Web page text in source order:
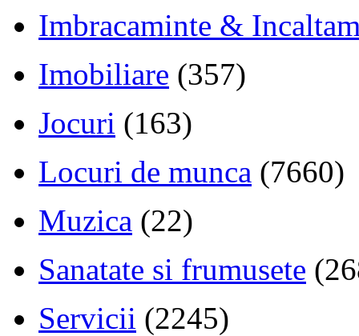
Imbracaminte &
Imobiliare (357)
Jocuri (163)
Locuri de munca (7660)
Muzica (22)
Sanatate si frumusete
Servicii (2245)